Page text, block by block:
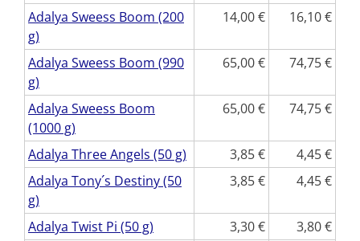
Adalya Sweess Boom (200
g)
14,00 16,10
Adalya Sweess Boom (990
g)
65,00 74,75
Adalya Sweess Boom
(1000 g)
65,00 74,75
Adalya Three Angels (50 g) 3,85
4,45
Adalya Tony´s Destiny (50
g)
3,85 4,45
Adalya Twist Pi (50 g) 3,30 3,80